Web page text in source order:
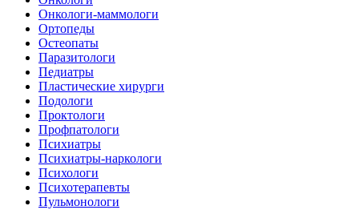
Онкологи-маммологи
Ортопеды
Остеопаты
Паразитологи
Педиатры
Пластические хирурги
Подологи
Проктологи
Профпатологи
Психиатры
Психиатры-наркологи
Психологи
Психотерапевты
Пульмонологи